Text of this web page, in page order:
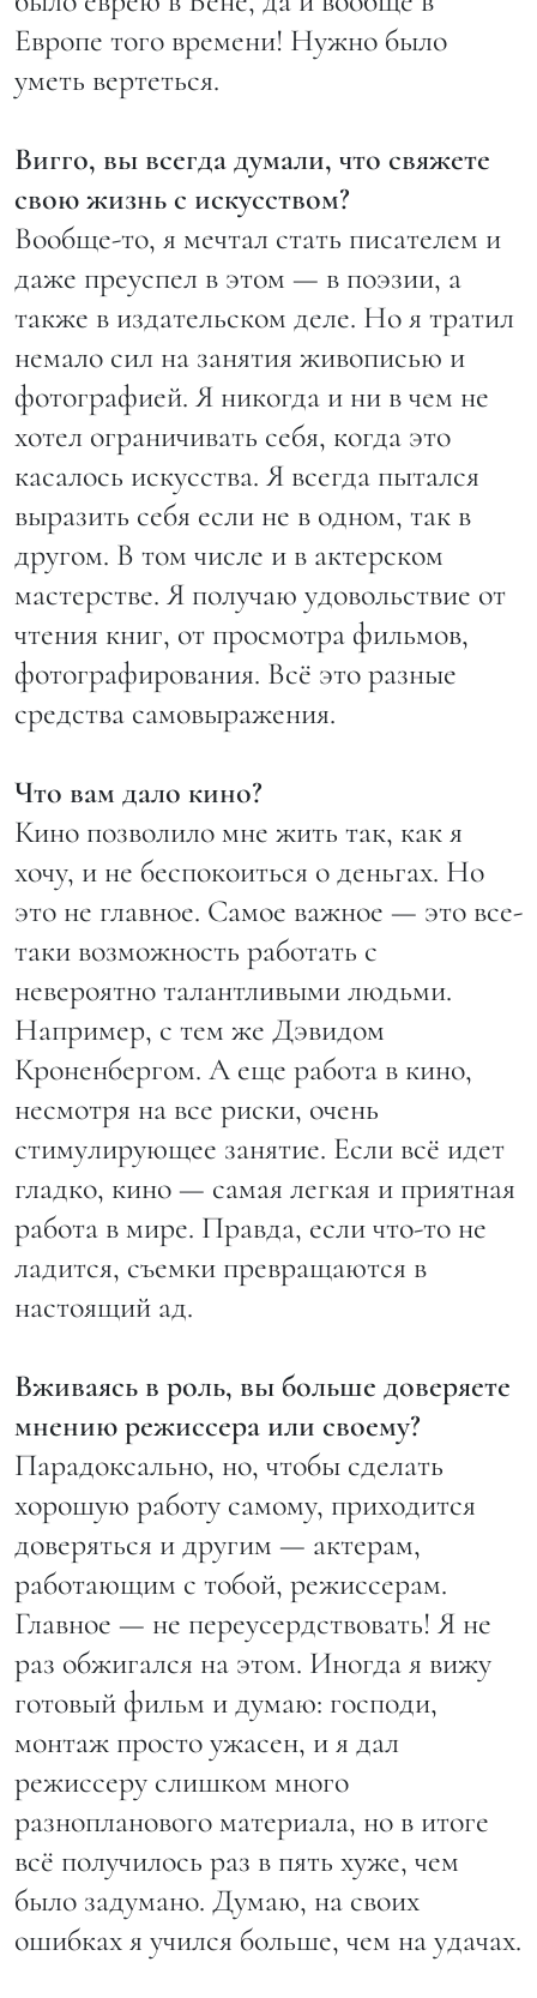
Европе того времени! Нужно было
уметь вертеться.
Вигго, вы всегда думали, что свяжете
свою жизнь с искусством?
Вообще-то, я мечтал стать писателем и
даже преуспел в этом — в поэзии, а
также в издательском деле. Но я тратил
немало сил на занятия живописью и
фотографией. Я никогда и ни в чем не
хотел ограничивать себя, когда это
касалось искусства. Я всегда пытался
выразить себя если не в одном, так в
другом. В том числе и в актерском
мастерстве. Я получаю удовольствие от
чтения книг, от просмотра фильмов,
фотографирования. Всё это разные
средства самовыражения.
Что вам дало кино?
Кино позволило мне жить так, как я
хочу, и не беспокоиться о деньгах. Но
это не главное. Самое важное — это все-
таки возможность работать с
невероятно талантливыми людьми.
Например, с тем же Дэвидом
Кроненбергом. А еще работа в кино,
несмотря на все риски, очень
стимулирующее занятие. Если всё идет
гладко, кино — самая легкая и приятная
работа в мире. Правда, если что-то не
ладится, съемки превращаются в
настоящий ад.
Вживаясь в роль, вы больше доверяете
мнению режиссера или своему?
Парадоксально, но, чтобы сделать
хорошую работу самому, приходится
доверяться и другим — актерам,
работающим с тобой, режиссерам.
Главное — не переусердствовать! Я не
раз обжигался на этом. Иногда я вижу
готовый фильм и думаю: господи,
монтаж просто ужасен, и я дал
режиссеру слишком много
разнопланового материала, но в итоге
всё получилось раз в пять хуже, чем
было задумано. Думаю, на своих
ошибках я учился больше, чем на удачах.